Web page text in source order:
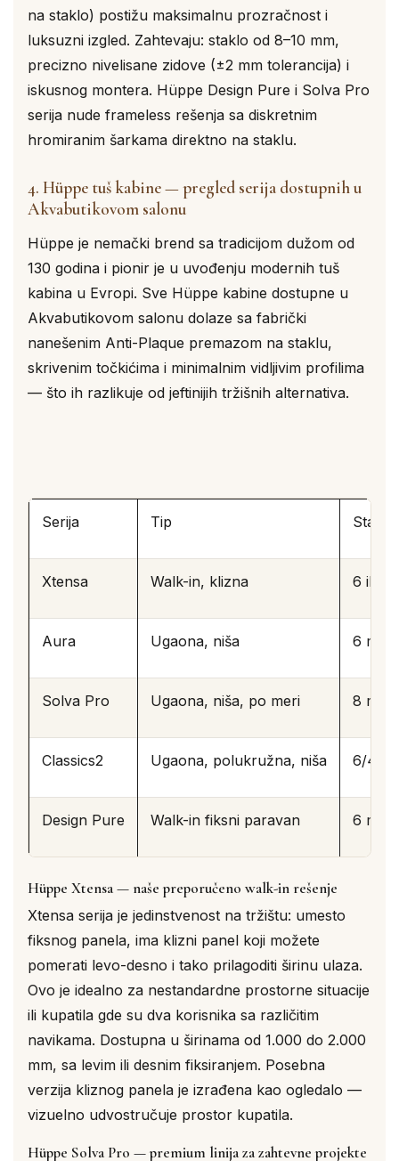
na staklo) postižu maksimalnu prozračnost i
luksuzni izgled. Zahtevaju: staklo od 8–10 mm,
precizno nivelisane zidove (±2 mm tolerancija) i
iskusnog montera. Hüppe Design Pure i Solva Pro
serija nude frameless rešenja sa diskretnim
hromiranim šarkama direktno na staklu.
4. Hüppe tuš kabine — pregled serija dostupnih u
Akvabutikovom salonu
Hüppe je nemački brend sa tradicijom dužom od
130 godina i pionir je u uvođenju modernih tuš
kabina u Evropi. Sve Hüppe kabine dostupne u
Akvabutikovom salonu dolaze sa fabrički
nanešenim Anti-Plaque premazom na staklu,
skrivenim točkićima i minimalnim vidljivim profilima
— što ih razlikuje od jeftinijih tržišnih alternativa.
Serija Tip Staklo
Xtensa Walk-in, klizna 6 ili 8
Aura Ugaona, niša 6 mm
Solva Pro Ugaona, niša, po meri 8 mm
Classics2 Ugaona, polukružna, niša 6/4
Design Pure Walk-in fiksni paravan 6 mm
Hüppe Xtensa — naše preporučeno walk-in rešenje
Xtensa serija je jedinstvenost na tržištu: umesto
fiksnog panela, ima klizni panel koji možete
pomerati levo-desno i tako prilagoditi širinu ulaza.
Ovo je idealno za nestandardne prostorne situacije
ili kupatila gde su dva korisnika sa različitim
navikama. Dostupna u širinama od 1.000 do 2.000
mm, sa levim ili desnim fiksiranjem. Posebna
verzija kliznog panela je izrađena kao ogledalo —
vizuelno udvostručuje prostor kupatila.
Hüppe Solva Pro — premium linija za zahtevne projekte